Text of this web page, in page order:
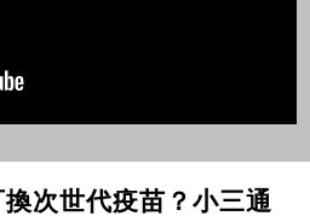
次世代疫苗？小三通